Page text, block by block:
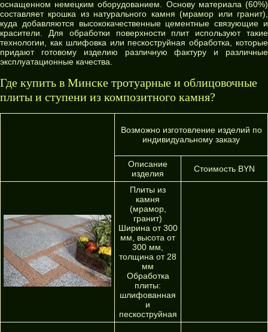
оснащенном немецким оборудованием. Основу материала (60%)
составляет крошка из натурального камня (мрамор или гранит),
куда добавляются высококачественные цементные связующие и
красители. Для обработки поверхности плит используют такие
технологии, как шлифовка или пескоструйная обработка, которые
придают готовому изделию различную фактуру и различные
эксплуатационные качества.
Где купить в Минске тротуарные и облицовочные
плиты и ступени из композитного камня?
Возможно изготовление изделий по
индивидуальному заказу
Описание
изделия
Стоимость BYN
Плиты из
камня
(мрамор,
гранит)
Ширина от 300
мм, высота от
300 мм,
толщина от 28
мм
Обработка
плиты:
шлифованная
и
пескоструйная